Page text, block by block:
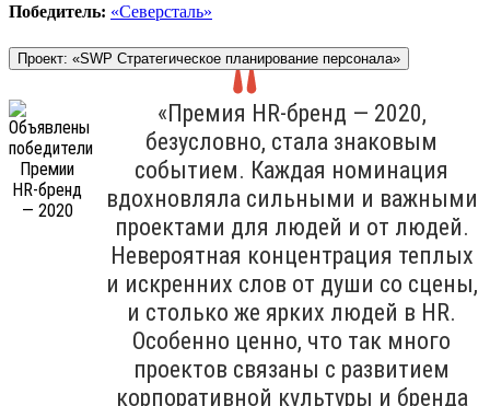
Победитель: «Северсталь»
Проект: «SWP Стратегическое планирование персонала»
«Премия HR-бренд — 2020,
безусловно, стала знаковым
событием. Каждая номинация
вдохновляла сильными и важными
проектами для людей и от людей.
Невероятная концентрация теплых
и искренних слов от души со сцены,
и столько же ярких людей в HR.
Особенно ценно, что так много
проектов связаны с развитием
корпоративной культуры и бренда